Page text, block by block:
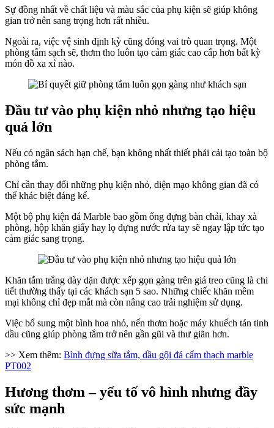
Sự đồng nhất về chất liệu và màu sắc của phụ kiện sẽ giúp không
gian trở nên sang trọng hơn rất nhiều.
Ngoài ra, việc vệ sinh định kỳ cũng đóng vai trò quan trọng. Một
phòng tắm sạch sẽ, thơm tho luôn tạo cảm giác cao cấp hơn bất kỳ
món đồ xa xỉ nào.
Đầu tư vào phụ kiện nhỏ nhưng tạo hiệu
quả lớn
Nếu có ngân sách hạn chế, bạn không nhất thiết phải cải tạo toàn bộ
phòng tắm.
Chỉ cần thay đổi những phụ kiện nhỏ, diện mạo không gian đã có
thể khác biệt đáng kể.
Một bộ phụ kiện đá Marble bao gồm ống đựng bàn chải, khay xà
phòng, hộp khăn giấy hay lọ đựng nước rửa tay sẽ ngay lập tức tạo
cảm giác sang trọng.
Khăn tắm trắng dày dặn được xếp gọn gàng trên giá treo cũng là chi
tiết thường thấy tại các khách sạn 5 sao. Những chiếc khăn mềm
mại không chỉ đẹp mắt mà còn nâng cao trải nghiệm sử dụng.
Việc bổ sung một bình hoa nhỏ, nến thơm hoặc máy khuếch tán tinh
dầu cũng giúp phòng tắm trở nên gần gũi và thư giãn hơn.
>> Xem thêm: Bình đựng sữa tắm, dầu gội đá cẩm thạch marble
PT002
Hương thơm – yếu tố vô hình nhưng đầy
sức mạnh